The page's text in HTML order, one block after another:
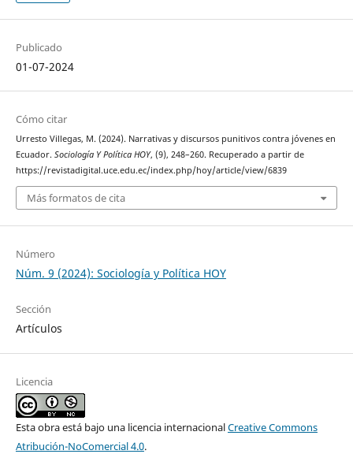
Publicado
01-07-2024
Cómo citar
Urresto Villegas, M. (2024). Narrativas y discursos punitivos contra jóvenes en
Ecuador. Sociología Y Política HOY, (9), 248–260. Recuperado a partir de
https://revistadigital.uce.edu.ec/index.php/hoy/article/view/6839
Más formatos de cita
Número
Núm. 9 (2024): Sociología y Política HOY
Sección
Artículos
Licencia
Esta obra está bajo una licencia internacionalCreative Commons
Atribución-NoComercial 4.0.